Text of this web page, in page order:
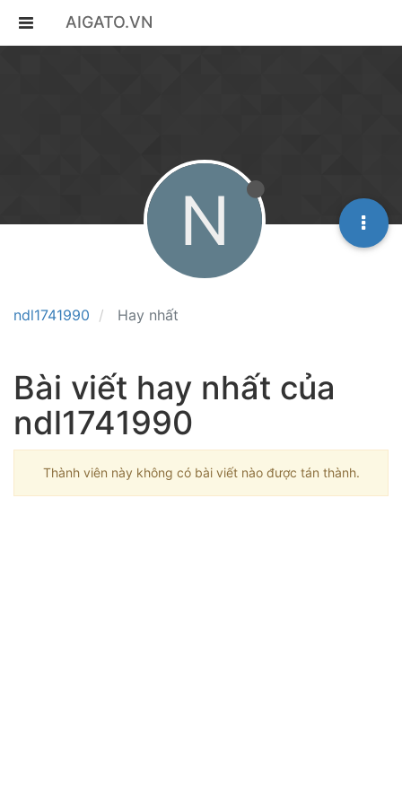
AIGATO.VN
ndl1741990 Hay nhất
N
Bài viết hay nhất của
ndl1741990
Thành viên này không có bài viết nào được tán thành.